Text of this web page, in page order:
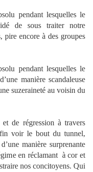
pendant lesquelles le
de sous traiter notre
pire encore à des groupes
pendant lesquelles le
manière scandaleuse
suzeraineté au voisin du
de régression à travers
voir le bout du tunnel,
manière surprenante
en réclamant à cor et
nos concitoyens. Qui